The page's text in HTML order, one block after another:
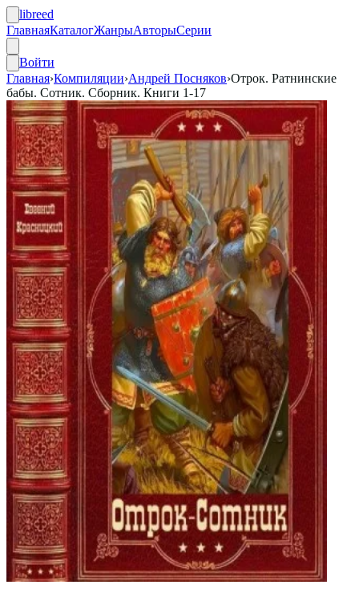
libreed
ГлавнаяКаталогЖанрыАвторыСерии
Войти
Главная›Компиляции›Андрей Посняков›Отрок. Ратнинские
бабы. Сотник. Сборник. Книги 1-17